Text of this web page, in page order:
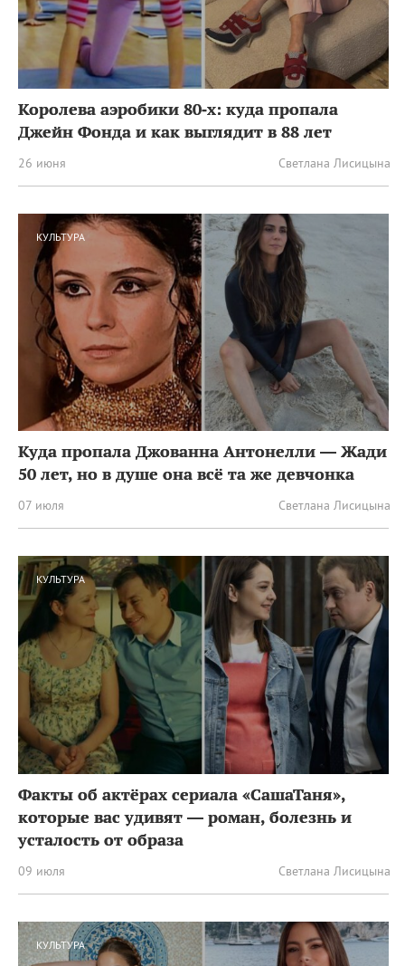
Королева аэробики 80‑х: куда пропала
Джейн Фонда и как выглядит в 88 лет
26 июня Светлана Лисицына
КУЛЬТУРА
Куда пропала Джованна Антонелли — Жади
50 лет, но в душе она всё та же девчонка
07 июля Светлана Лисицына
КУЛЬТУРА
Факты об актёрах сериала «СашаТаня»,
которые вас удивят — роман, болезнь и
усталость от образа
09 июля Светлана Лисицына
КУЛЬТУРА